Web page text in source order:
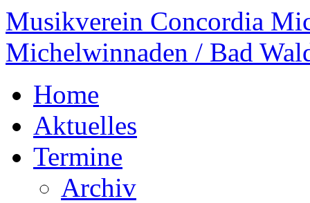
Musikverein Concordia
Michelwinnaden / Bad
Home
Aktuelles
Termine
Archiv